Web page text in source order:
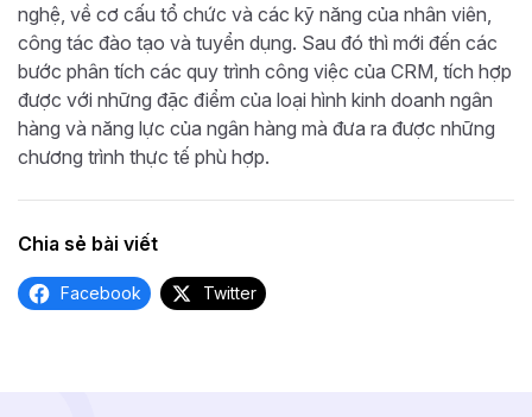
nghệ, về cơ cấu tổ chức và các kỹ năng của nhân viên,
công tác đào tạo và tuyển dụng. Sau đó thì mới đến các
bước phân tích các quy trình công việc của CRM, tích hợp
được với những đặc điểm của loại hình kinh doanh ngân
hàng và năng lực của ngân hàng mà đưa ra được những
chương trình thực tế phù hợp.
Chia sẻ bài viết
Facebook Twitter